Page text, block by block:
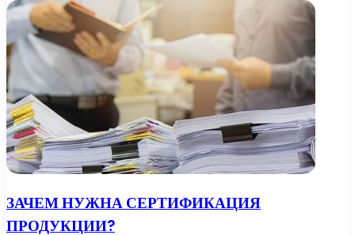
ЗАЧЕМ НУЖНА СЕРТИФИКАЦИЯ
ПРОДУКЦИИ?